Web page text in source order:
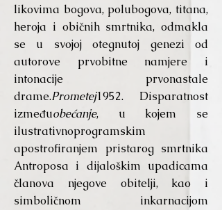
likovima bogova, polubogova, titana,
heroja i običnih smrtnika, odmakla
se u svojoj otegnutoj genezi od
autorove prvobitne namjere i
intonacije prvonastale
drame.Prometej1952. Disparatnost
izmeđuobećanje, u kojem se
ilustrativnoprogramskim
apostrofiranjem pristarog smrtnika
Antroposa i dijaloškim upadicama
članova njegove obitelji, kao i
simboličnom inkarnacijom